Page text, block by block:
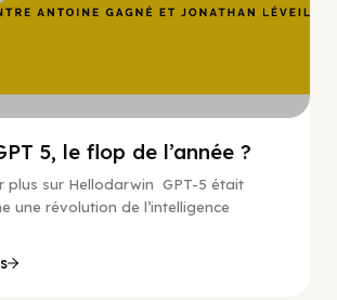
5, le flop de l’année ?
plus sur Hellodarwin GPT-5 était
une révolution de l’intelligence